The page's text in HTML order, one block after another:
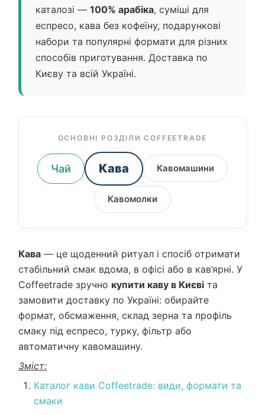
каталозі — 100% арабіка, суміші для
еспресо, кава без кофеїну, подарункові
набори та популярні формати для різних
способів приготування. Доставка по
Києву та всій Україні.
ОСНОВНІ РОЗДІЛИ COFFEETRADE
Чай Кава Кавомашини
Кавомолки
Кава — це щоденний ритуал і спосіб отримати
стабільний смак вдома, в офісі або в кав’ярні. У
Coffeetrade зручно купити каву в Києві та
замовити доставку по Україні: обирайте
формат, обсмаження, склад зерна та профіль
смаку під еспресо, турку, фільтр або
автоматичну кавомашину.
Зміст:
Каталог кави Coffeetrade: види, формати та
смаки